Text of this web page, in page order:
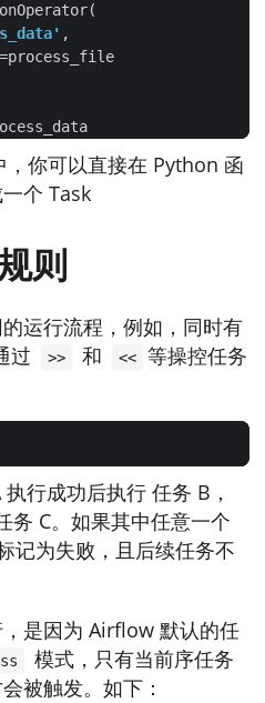
你可以直接在 Python 函
个 Task
则
运行流程，例如，同时有
过
>> 和 <<
等操控任务
行成功后执行 任务 B，
务 C。如果其中任意一个
记为失败，且后续任务不
是因为 Airflow 默认的任
模式，只有当前序任务
被触发。如下：